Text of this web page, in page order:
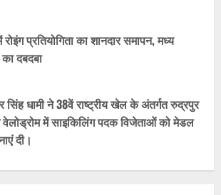
प्रतियोगिता का शानदार समापन, मध्य
दबदबा
सिंह धामी ने 38वें राष्ट्रीय खेल के अंतर्गत रुद्रपुर
वेलोड्रोम में साइकिलिंग पदक विजेताओं को मेडल
दी।